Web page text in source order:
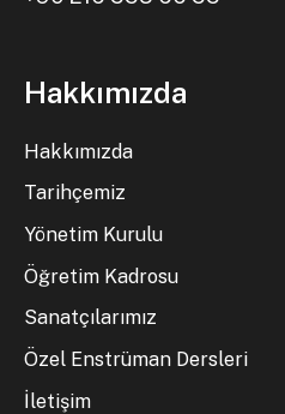
Hakkımızda
Hakkımızda
Tarihçemiz
Yönetim Kurulu
Öğretim Kadrosu
Sanatçılarımız
Özel Enstrüman Dersleri
İletişim